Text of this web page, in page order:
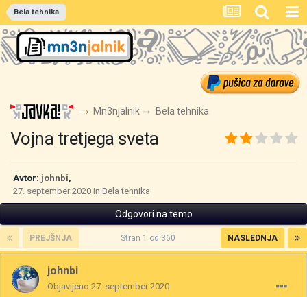
Bela tehnika
Mn3njalnik Bela tehnika
Vojna tretjega sveta
Avtor: johnbi,
27. september 2020 in Bela tehnika
Odgovori na temo
PREJŠNJA NASLEDNJA
Stran 1 od 360
johnbi
Objavljeno 27. september 2020